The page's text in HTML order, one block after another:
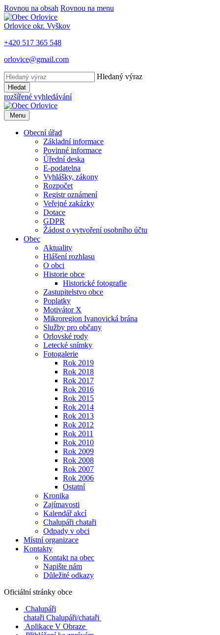
Rovnou na obsah Rovnou na menu
Orlovice okr. Vyškov
+420 517 365 548
orlovice@gmail.com
Hledaný výraz
Hledat
rozšířené vyhledávání
Menu
Obecní úřad
Základní informace
Povinné informace
Úřední deska
E-podatelna
Vyhlášky, zákony
Rozpočet
Registr oznámení
Veřejné zakázky
Dotace
GDPR
Žádost o vytvoření osobního účtu
Obec
Aktuality
Hlášení rozhlasu
O obci
Historie obce
Historické fotografie
Zastupitelstvo obce
Poplatky
Motivátor X
Mikroregion Ivanovická brána
Služby pro občany
Orlovské rody
Letecké snímky
Fotogalerie
Rok 2019
Rok 2018
Rok 2017
Rok 2016
Rok 2015
Rok 2014
Rok 2013
Rok 2012
Rok 2011
Rok 2010
Rok 2009
Rok 2008
Rok 2007
Rok 2006
Ostatní
Kronika
Zajímavosti
Kalendář akcí
Chalupáři chataři
Odpady v obci
Místní organizace
Kontakty
Kontakt na obec
Napište nám
Důležité odkazy
Oficiální stránky obce
Chalupáři
chataři Chalupáři/chataři
Aplikace V Obraze